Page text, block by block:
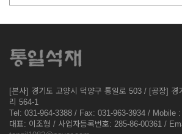
[본사] 경기도 고양시 덕양구 통일로 503 / [공장] 경
리 564-1
Tel: 031-964-3388 / Fax: 031-963-3934 / Mobile
대표: 이조형 / 사업자등록번호: 285-86-00361 /